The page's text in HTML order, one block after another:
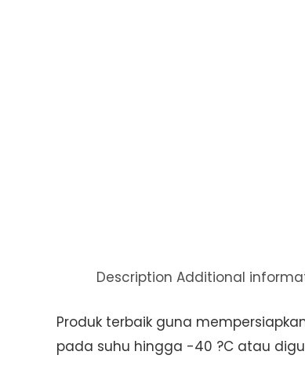
Description Additional
Produk terbaik guna
pada suhu hingga -40 ?C atau